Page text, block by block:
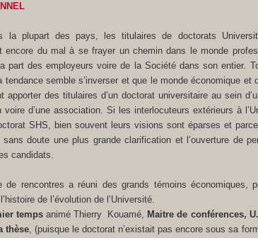
la plupart des pays, les titulaires de doctorats
encore du mal à se frayer un chemin dans le monde
part des employeurs voire de la Société dans son entier.
tendance semble s’inverser et que le monde économique
apporter des titulaires d’un doctorat universitaire au sein
voire d’une association. Si les interlocuteurs extérieurs à
SHS, bien souvent leurs visions sont éparses et
sans doute une plus grande clarification et l’ouverture de
candidats.
de rencontres a réuni des grands témoins économiques,
de l’évolution de l’Université.
temps animé Thierry Kouamé, Maitre de conférences,
thèse, (puisque le doctorat n’existait pas encore sous sa